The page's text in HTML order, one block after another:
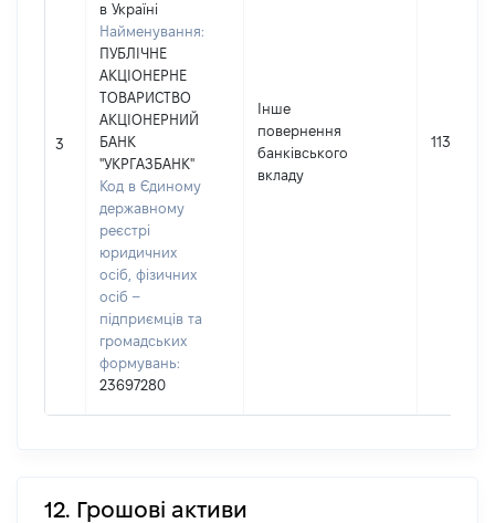
3
в Україні
Найменування:
ПУБЛІЧНЕ
АКЦІОНЕРНЕ
ТОВАРИСТВО
АКЦІОНЕРНИЙ
БАНК
"УКРГАЗБАНК"
Код в Єдиному
державному
реєстрі
юридичних
осіб, фізичних
осіб –
підприємців та
громадських
формувань:
23697280
Інше
повернення
банківського
вкладу
113280
12. Грошові активи